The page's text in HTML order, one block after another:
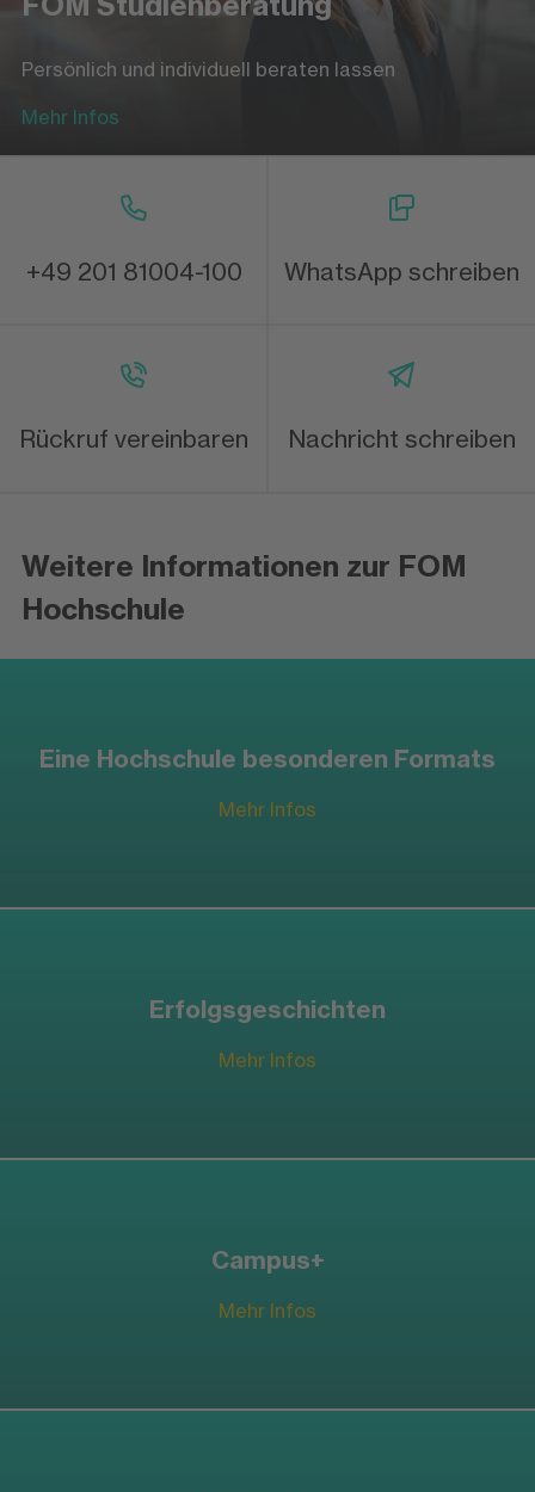
Persönlich und individuell beraten lassen
Mehr Infos
+49 201 81004-100 WhatsApp schreiben
Rückruf vereinbaren Nachricht schreiben
Weitere Informationen zur FOM
Hochschule
Eine Hochschule besonderen Formats
Mehr Infos
Erfolgsgeschichten
Mehr Infos
Campus+
Mehr Infos